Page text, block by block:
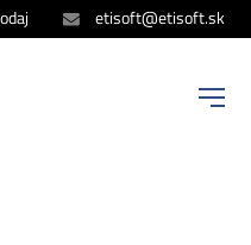
etisoft@etisoft.sk